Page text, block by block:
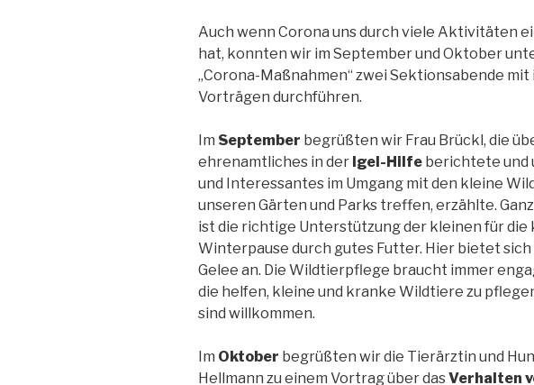
Auch wenn Corona uns durch viele Aktivitäten
hat, konnten wir im September und Oktober
„Corona-Maßnahmen“ zwei Sektionsabende
Vorträgen durchführen.
Im September begrüßten wir Frau Brückl, die
ehrenamtliches in der Igel-Hilfe berichtete und
und Interessantes im Umgang mit den kleine
unseren Gärten und Parks treffen, erzählte.
ist die richtige Unterstützung der kleinen für die
Winterpause durch gutes Futter. Hier bietet
Gelee an. Die Wildtierpflege braucht immer
die helfen, kleine und kranke Wildtiere zu
sind willkommen.
Im Oktober begrüßten wir die Tierärztin und
Hellmann zu einem Vortrag über dasVerhalten